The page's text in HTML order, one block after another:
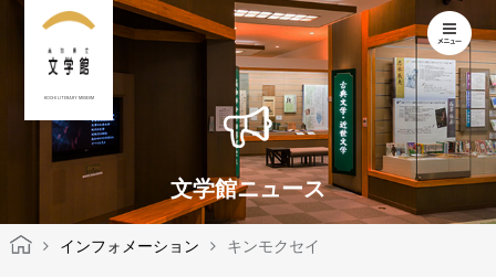
KOCHI LITERARY MUSEUM
文学館ニュース
インフォメーション キンモクセイ